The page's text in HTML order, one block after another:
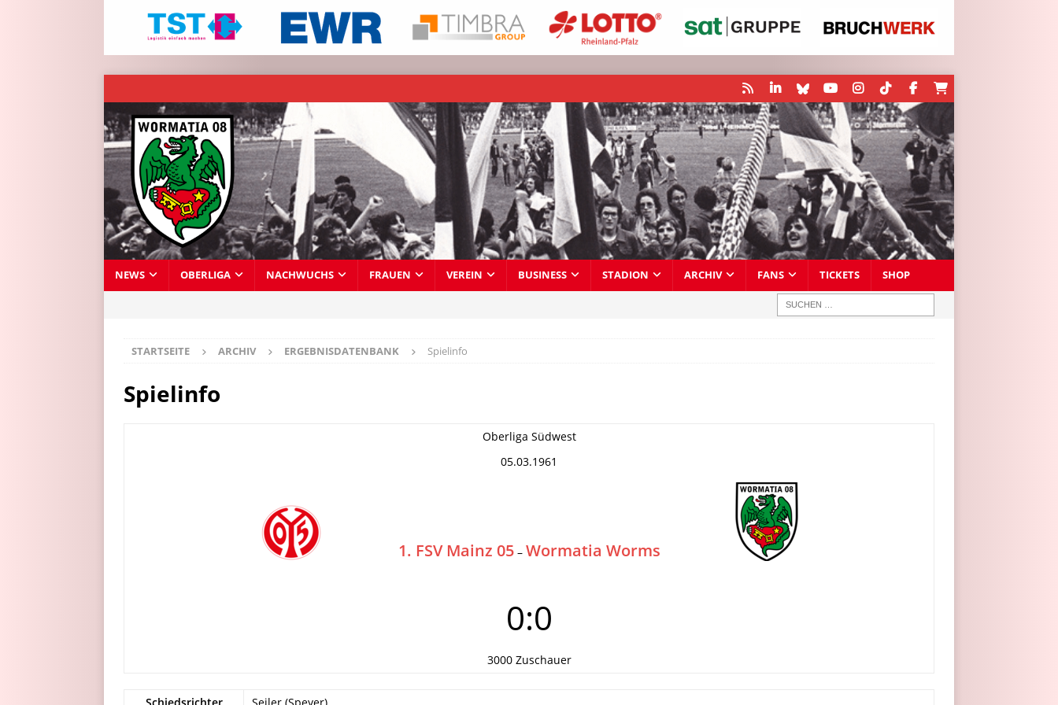
NEWS OBERLIGA NACHWUCHS FRAUEN VEREIN BUSINESS STADION ARCHIV FANS TICKETS SHOP
STARTSEITE ARCHIV ERGEBNISDATENBANK Spielinfo
Spielinfo
Oberliga Südwest
05.03.1961
1. FSV Mainz 05 – Wormatia Worms
0:0
3000 Zuschauer